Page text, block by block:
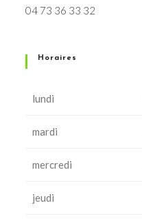
04 73 36 33 32
Horaires
lundi
mardi
mercredi
jeudi